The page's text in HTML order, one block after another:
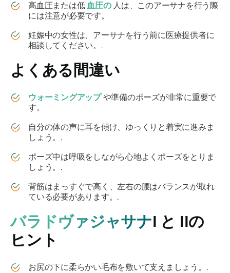
高血圧または低血圧の人は、このアーサナを行う際
には注意が必要です。
妊娠中の女性は、アーサナを行う前に医療提供者に
相談してください。.
よくある間違い
ウォーミングアップや準備のポーズが非常に重要で
す。
自分の体の声に耳を傾け、ゆっくりと着実に進みま
しょう。.
ポーズ中は呼吸をしながら心地よくポーズをとりま
しょう。.
背筋はまっすぐで高く、左右の腰はバランスが取れ
ている必要があります。.
バラドヴァジャサナI と IIの
ヒント
お尻の下に柔らかい毛布を敷いて支えましょう。.